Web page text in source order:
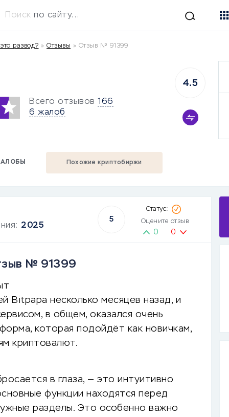
Поиск по сайту...
развод? » Отзывы » Отзыв № 91399
Всего отзывов 166
6 жалоб
4.5
Похожие криптобиржи
2025
5 Оцените отзыв
0 0
№ 91399
Bitpapa несколько месяцев назад, и
в общем, оказался очень
которая подойдёт как новичкам,
криптовалют.
в глаза, — это интуитивно
функции находятся перед
разделы. Это особенно важно